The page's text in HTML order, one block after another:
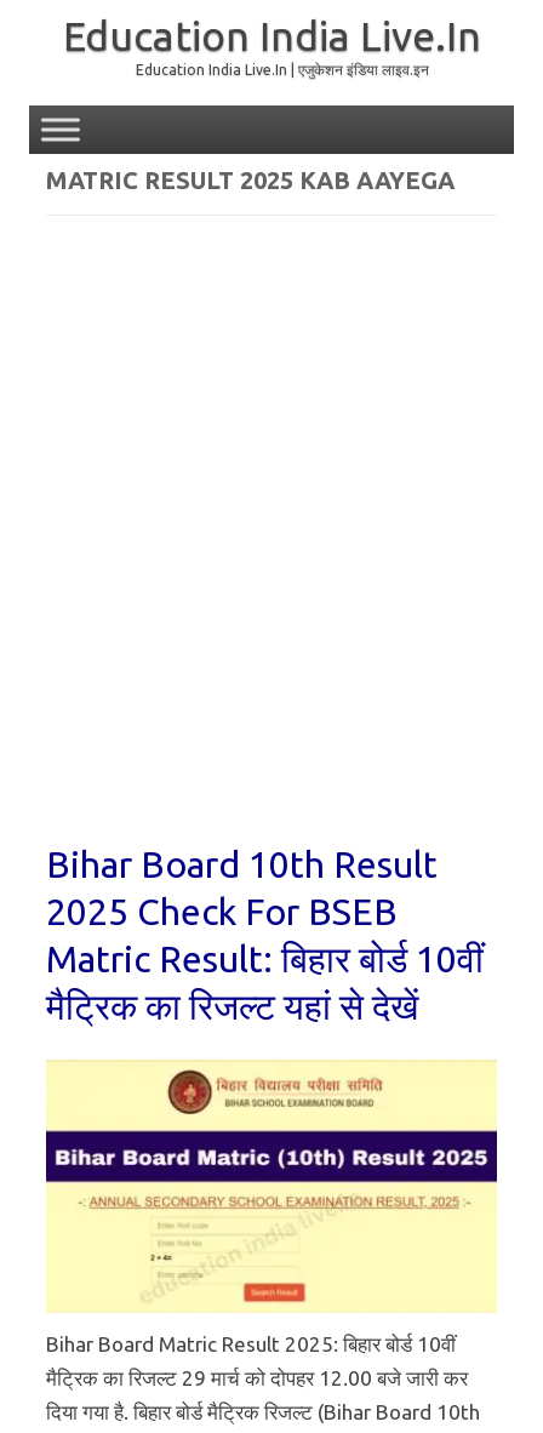
Education India Live.In
Education India Live.In | एजुकेशन इंडिया लाइव.इन
MATRIC RESULT 2025 KAB AAYEGA
Bihar Board 10th Result
2025 Check For BSEB
Matric Result: बिहार बोर्ड 10वीं
मैट्रिक का रिजल्ट यहां से देखें
Bihar Board Matric Result 2025: बिहार बोर्ड 10वीं
मैट्रिक का रिजल्ट 29 मार्च को दोपहर 12.00 बजे जारी कर
दिया गया है. बिहार बोर्ड मैट्रिक रिजल्ट (Bihar Board 10th